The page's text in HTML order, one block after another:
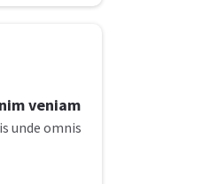
veniam
unde omnis